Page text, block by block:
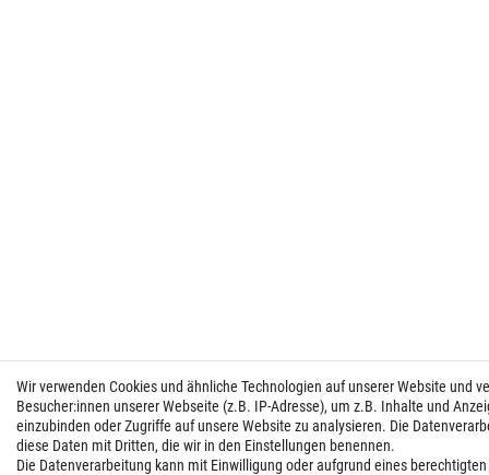
Wir verwenden Cookies und ähnliche Technologien auf unserer Website und
Besucher:innen unserer Webseite (z.B. IP-Adresse), um z.B. Inhalte und
einzubinden oder Zugriffe auf unsere Website zu analysieren. Die
diese Daten mit Dritten, die wir in den Einstellungen benennen.
Die Datenverarbeitung kann mit Einwilligung oder aufgrund eines